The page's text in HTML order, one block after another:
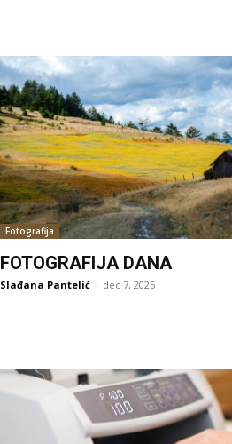
Fotografija
FOTOGRAFIJA DANA
Slađana Pantelić - dec 7, 2025